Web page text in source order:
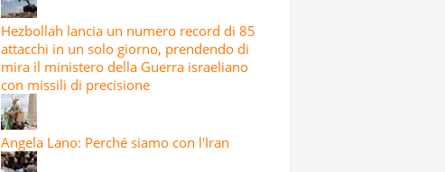
Hezbollah lancia un numero record di 85
attacchi in un solo giorno, prendendo di
mira il ministero della Guerra israeliano
con missili di precisione
Angela Lano: Perché siamo con l'Iran